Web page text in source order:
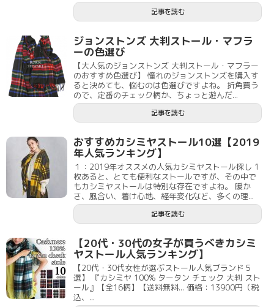
記事を読む
ジョンストンズ 大判ストール・マフラ
ーの色選び
【大人気のジョンストンズ 大判ストール・マフラー
のおすすめ色選び】 憧れのジョンストンズを購入す
ると決めても、悩むのは色選びですよね。 折角買う
ので、定番のチェック柄か、ちょっと遊んだ...
記事を読む
おすすめカシミヤストール10選【2019
年人気ランキング】
１：2019年オススメの人気カシミヤストール探し 1
枚あると、とても便利なストールですが、その中で
もカシミヤストールは特別な存在ですよね。 暖か
さ、風合い、着け心地、経年変化など、多くの理...
記事を読む
【20代・30代の女子が買うべきカシミ
ヤストール人気ランキング】
【20代・30代女性が選ぶストール人気ブランド５
選】 『カシミヤ 100% タータン チェック 大判 スト
ール』【全16柄】【送料無料... 価格：13900円（税
込、...